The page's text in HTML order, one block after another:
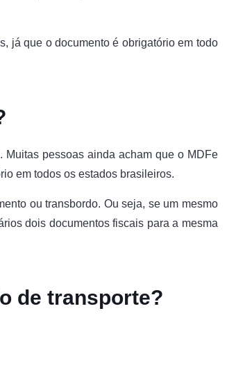
já que o documento é obrigatório em todo
Muitas pessoas ainda acham que o MDFe
em todos os estados brasileiros.
ou transbordo. Ou seja, se um mesmo
dois documentos fiscais para a mesma
de transporte?